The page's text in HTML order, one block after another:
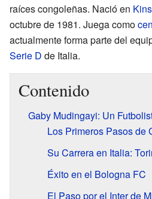
raíces congoleñas. Nació en
octubre de 1981. Juega como
actualmente forma parte del
Serie D de Italia.
Contenido
Gaby Mudingayi: Un
Los Primeros Pasos de
Su Carrera en Italia:
Éxito en el Bologna FC
El Paso por el Inter de